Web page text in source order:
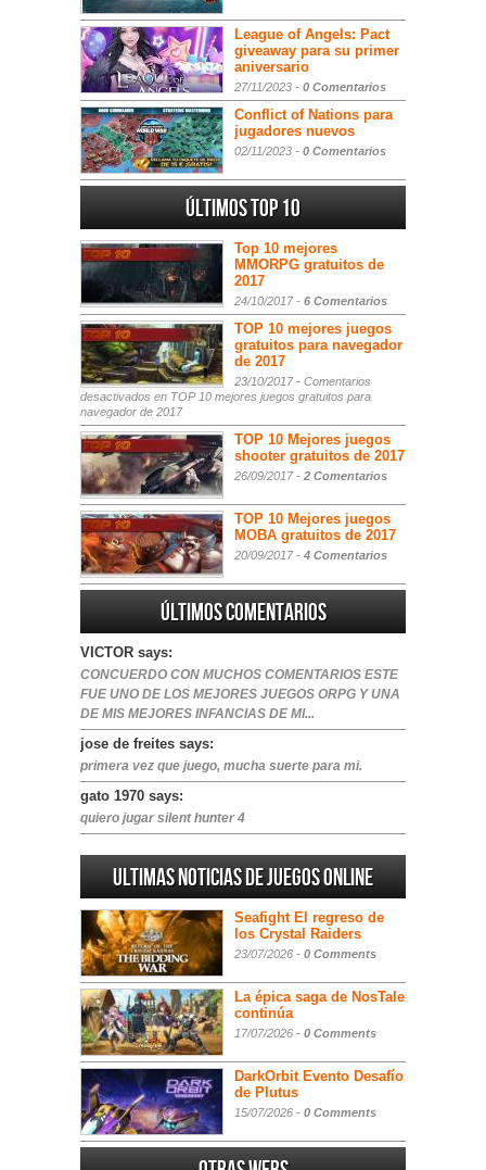
League of Angels: Pact
giveaway para su primer
aniversario
27/11/2023 - 0 Comentarios
Conflict of Nations para
jugadores nuevos
02/11/2023 - 0 Comentarios
Últimos Top 10
Top 10 mejores
MMORPG gratuitos de
2017
24/10/2017 - 6 Comentarios
TOP 10 mejores juegos
gratuitos para navegador
de 2017
23/10/2017 - Comentarios
desactivados en TOP 10 mejores juegos gratuitos para
navegador de 2017
TOP 10 Mejores juegos
shooter gratuitos de 2017
26/09/2017 - 2 Comentarios
TOP 10 Mejores juegos
MOBA gratuitos de 2017
20/09/2017 - 4 Comentarios
Últimos comentarios
VICTOR says:
CONCUERDO CON MUCHOS COMENTARIOS ESTE
FUE UNO DE LOS MEJORES JUEGOS ORPG Y UNA
DE MIS MEJORES INFANCIAS DE MI...
jose de freites says:
primera vez que juego, mucha suerte para mi.
gato 1970 says:
quiero jugar silent hunter 4
Ultimas noticias de juegos online
Seafight El regreso de
los Crystal Raiders
23/07/2026 - 0 Comments
La épica saga de NosTale
continúa
17/07/2026 - 0 Comments
DarkOrbit Evento Desafío
de Plutus
15/07/2026 - 0 Comments